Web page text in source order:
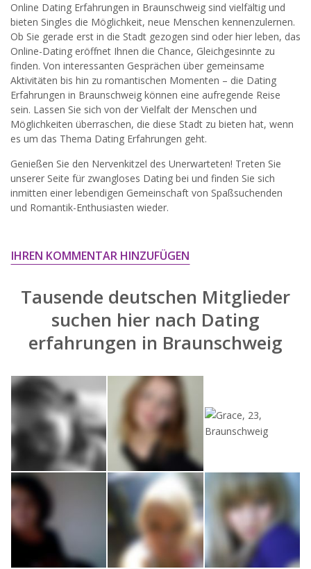
Nutzungsbedingungenund derDatenschutzerklärung
einverstanden. Ich erhalte Informationen und Angebote des
Betreibers per E-Mail, der Zusendung kann ich jederzeit
widersprechen.
JETZT ANMELDEN!
Online Dating Erfahrungen in Braunschweig sind vielfältig und
bieten Singles die Möglichkeit, neue Menschen kennenzulernen.
Ob Sie gerade erst in die Stadt gezogen sind oder hier leben, das
Online-Dating eröffnet Ihnen die Chance, Gleichgesinnte zu
finden. Von interessanten Gesprächen über gemeinsame
Aktivitäten bis hin zu romantischen Momenten – die Dating
Erfahrungen in Braunschweig können eine aufregende Reise
sein. Lassen Sie sich von der Vielfalt der Menschen und
Möglichkeiten überraschen, die diese Stadt zu bieten hat, wenn
es um das Thema Dating Erfahrungen geht.
Genießen Sie den Nervenkitzel des Unerwarteten! Treten Sie
unserer Seite für zwangloses Dating bei und finden Sie sich
inmitten einer lebendigen Gemeinschaft von Spaßsuchenden
und Romantik-Enthusiasten wieder.
IHREN KOMMENTAR HINZUFÜGEN
Tausende deutschen Mitglieder
suchen hier nach Dating
erfahrungen in Braunschweig